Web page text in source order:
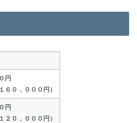
円
６０，０００円）
円
２０，０００円）